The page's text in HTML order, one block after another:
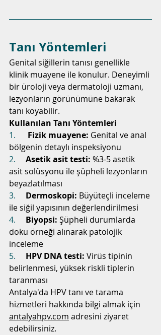
Tanı Yöntemleri
Genital siğillerin tanısı genellikle
klinik muayene ile konulur. Deneyimli
bir üroloji veya dermatoloji uzmanı,
lezyonların görünümüne bakarak
tanı koyabilir.
Kullanılan Tanı Yöntemleri
1. Fizik muayene: Genital ve anal
bölgenin detaylı inspeksiyonu
2. Asetik asit testi: %3-5 asetik
asit solüsyonu ile şüpheli lezyonların
beyazlatılması
3. Dermoskopi: Büyüteçli inceleme
ile siğil yapısının değerlendirilmesi
4. Biyopsi: Şüpheli durumlarda
doku örneği alınarak patolojik
inceleme
5. HPV DNA testi: Virüs tipinin
belirlenmesi, yüksek riskli tiplerin
taranması
Antalya'da HPV tanı ve tarama
hizmetleri hakkında bilgi almak için
antalyahpv.com adresini ziyaret
edebilirsiniz.